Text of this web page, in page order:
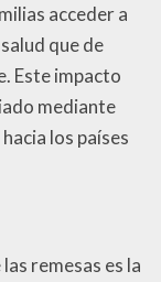
acceder a
que de
Este impacto
mediante
los países
remesas es la